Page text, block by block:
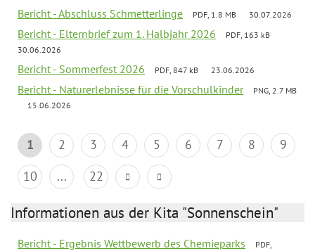
Bericht - Abschluss Schmetterlinge PDF, 1.8 MB 30.07.2026
Bericht - Elternbrief zum 1. Halbjahr 2026
PDF, 163 kB
30.06.2026
Bericht - Sommerfest 2026 PDF, 847 kB 23.06.2026
Bericht - Naturerlebnisse für die Vorschulkinder
PNG, 2.7 MB
15.06.2026
1 2 3 4 5 6 7 8
9
10
... 22
Informationen aus der Kita "Sonnenschein"
Bericht - Ergebnis Wettbewerb des Chemieparks
PDF,